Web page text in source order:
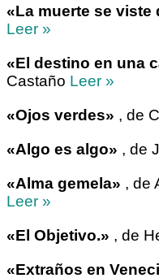
«La muerte se viste
Leer »
«El destino en una
Castaño Leer »
«Ojos verdes» , de
«Algo es algo» , de
«Alma gemela» , de
Leer »
«El Objetivo.» , de
«Extraños en